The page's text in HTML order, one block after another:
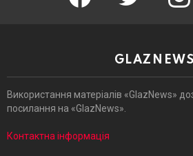
GLAZNEWS
Використання матеріалів «GlazNews»
посилання на «GlazNews».
Контактна інформація